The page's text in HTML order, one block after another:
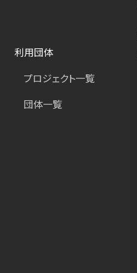
利用団体
プロジェクト一覧
団体一覧